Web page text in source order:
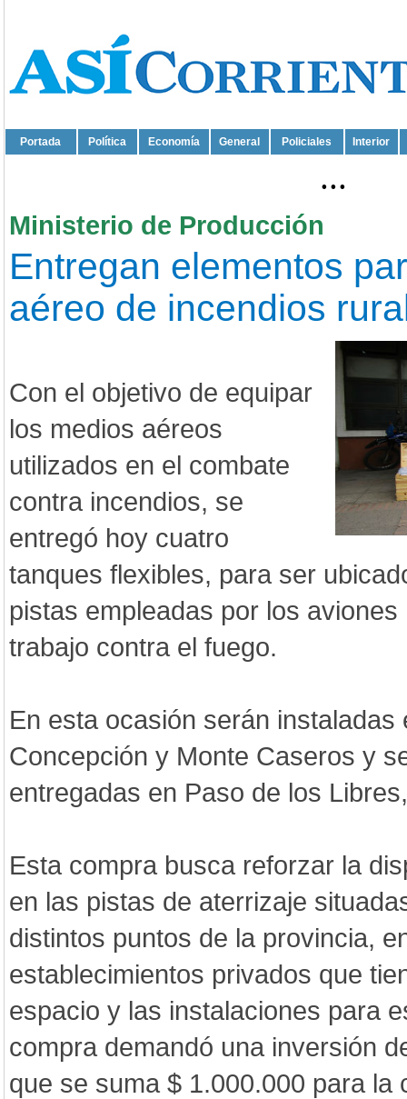
Portada Política Economía General Policiales Interior
...
Ministerio de Producción
Entregan elementos
aéreo de incendios
Con el objetivo de equipar
los medios aéreos
utilizados en el combate
contra incendios, se
entregó hoy cuatro
tanques flexibles, para ser
pistas empleadas por los
trabajo contra el fuego.
En esta ocasión serán instaladas
Concepción y Monte Caseros y
entregadas en Paso de los
Esta compra busca reforzar la
en las pistas de aterrizaje
distintos puntos de la provincia,
establecimientos privados que
espacio y las instalaciones para
compra demandó una inversión
que se suma $ 1.000.000 para la